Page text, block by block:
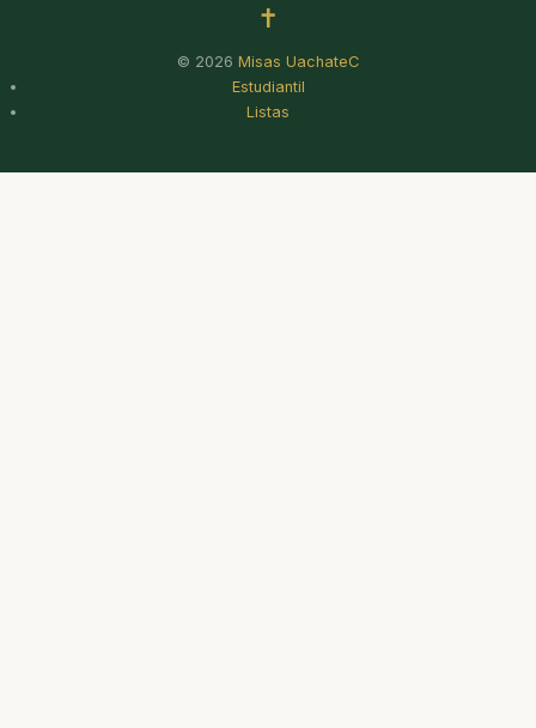
✝
© 2026 Misas UachateC
Estudiantil
Listas